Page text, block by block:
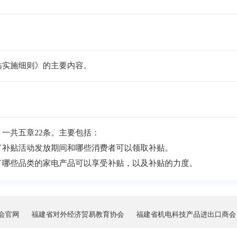
施细则》的主要内容。
共五章22条。主要包括：
活动发放期间和哪些消费者可以领取补贴。
品类的家电产品可以享受补贴，以及补贴的力度。
台、各参与商家的职能职责，以及相关纪律要求，并明确了
官网 福建省对外经济贸易教育协会 福建省机电科技产品进出口商会